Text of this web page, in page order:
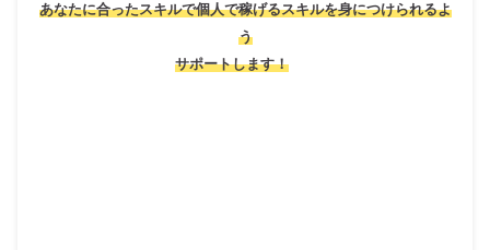
あなたに合ったスキルで個人で稼げるスキルを身につけられるよ
う
サポートします！